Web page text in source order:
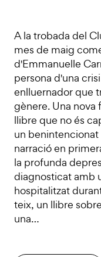
A la trobada del
mes de maig
d'Emmanuelle
persona d'una
enlluernador que
gènere. Una nova
llibre que no és
un benintencionat
narració en
la profunda
diagnosticat amb
hospitalitzat
teix, un llibre
una…